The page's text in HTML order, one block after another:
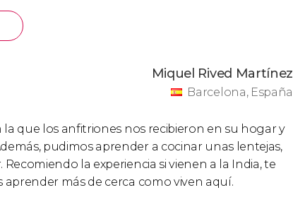
Miquel Rived Martínez
Barcelona, España
que los anfitriones nos recibieron en su hogar y
pudimos aprender a cocinar unas lentejas,
la experiencia si vienen a la India, te
más de cerca como viven aquí.